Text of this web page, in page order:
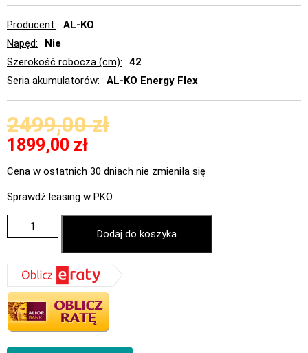
Producent
AL-KO
Napęd
Nie
Szerokość robocza (cm)
42
Seria akumulatorów
AL-KO Energy Flex
2499,00zł
1899,00 zł
Cena w ostatnich 30 dniach nie zmieniła się
Sprawdź leasing w PKO
Dodaj do koszyka